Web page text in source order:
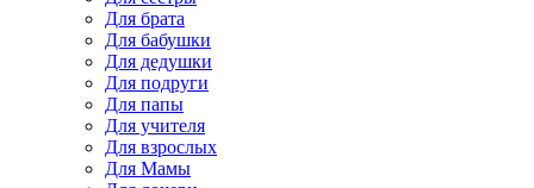
Для брата
Для бабушки
Для дедушки
Для подруги
Для папы
Для учителя
Для взрослых
Для Мамы